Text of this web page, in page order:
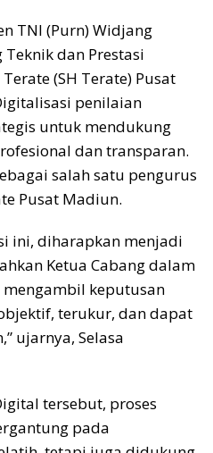
TNI (Purn) Widjang
dan Prestasi
(SH Terate) Pusat
penilaian
untuk mendukung
dan transparan.
salah satu pengurus
Pusat Madiun.
ini, diharapkan menjadi
Ketua Cabang dalam
keputusan
terukur, dan dapat
ujarnya, Selasa
tersebut, proses
pada